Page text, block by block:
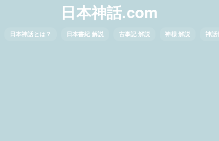
日本神話.com
日本神話とは？ 日本書紀 解説 古事記 解説 神様 解説 神話